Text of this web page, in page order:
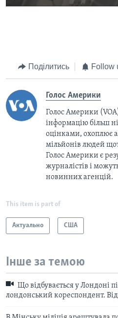
Поділитись Follow
Голос Америки
Голос Америки
інформацію більш
оцінками, охоплює
мільйонів людей
Голос Америки є
журналістів і
новинних агенцій.
This item is part of
Актуально США
Інше за темою
Що відбувається у Лондоні
лондонський кореспондент.